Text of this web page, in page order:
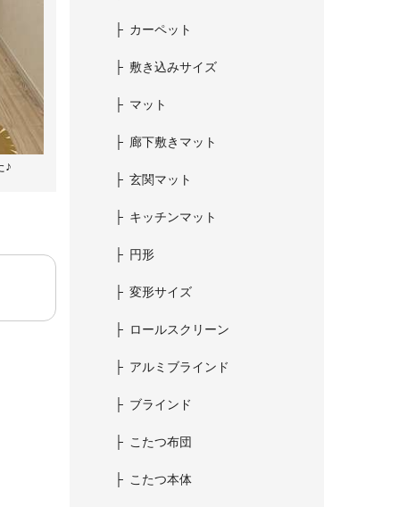
♪
カーペット
敷き込みサイズ
マット
廊下敷きマット
玄関マット
キッチンマット
円形
変形サイズ
ロールスクリーン
アルミブラインド
ブラインド
こたつ布団
こたつ本体